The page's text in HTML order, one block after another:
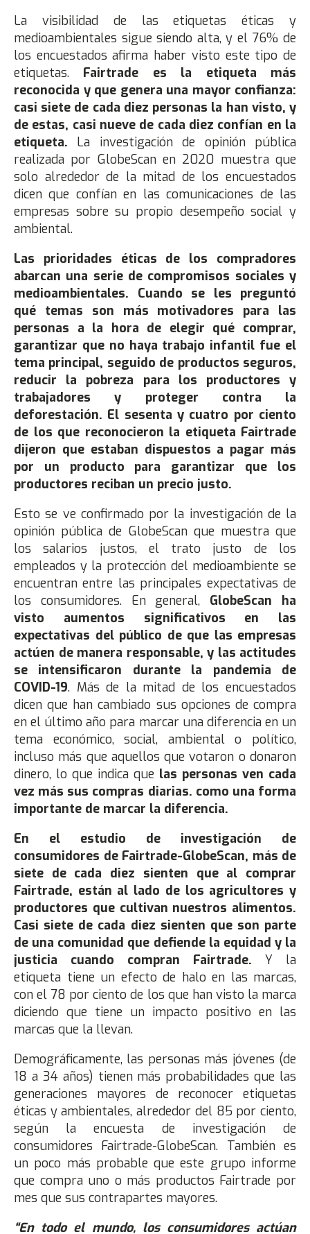
La visibilidad de las etiquetas éticas y
medioambientales sigue siendo alta, y el 76% de
los encuestados afirma haber visto este tipo de
etiquetas. Fairtrade es la etiqueta más
reconocida y que genera una mayor confianza:
casi siete de cada diez personas la han visto, y
de estas, casi nueve de cada diez confían en la
etiqueta. La investigación de opinión pública
realizada por GlobeScan en 2020 muestra que
solo alrededor de la mitad de los encuestados
dicen que confían en las comunicaciones de las
empresas sobre su propio desempeño social y
ambiental.
Las prioridades éticas de los compradores
abarcan una serie de compromisos sociales y
medioambientales.
Cuando se les preguntó
qué temas son más motivadores para las
personas a la hora de elegir qué comprar,
garantizar que no haya trabajo infantil fue el
tema principal, seguido de productos seguros,
reducir la pobreza para los productores y
trabajadores y proteger contra la
deforestación. El sesenta y cuatro por ciento
de los que reconocieron la etiqueta Fairtrade
dijeron que estaban dispuestos a pagar más
por un producto para garantizar que los
productores reciban un precio justo.
Esto se ve confirmado por la investigación de la
opinión pública de GlobeScan que muestra que
los salarios justos, el trato justo de los
empleados y la protección del medioambiente se
encuentran entre las principales expectativas de
los consumidores. En general, GlobeScan ha
visto aumentos significativos en las
expectativas del público de que las empresas
actúen de manera responsable, y las actitudes
se intensificaron durante la pandemia de
COVID-19. Más de la mitad de los encuestados
dicen que han cambiado sus opciones de compra
en el último año para marcar una diferencia en un
tema económico, social, ambiental o político,
incluso más que aquellos que votaron o donaron
dinero, lo que indica que las personas ven cada
vez más sus compras diarias. como una forma
importante de marcar la diferencia.
En el estudio de investigación de
consumidores de Fairtrade-GlobeScan, más de
siete de cada diez sienten que al comprar
Fairtrade, están al lado de los agricultores y
productores que cultivan nuestros alimentos.
Casi siete de cada diez sienten que son parte
de una comunidad que defiende la equidad y la
justicia cuando compran Fairtrade. Y la
etiqueta tiene un efecto de halo en las marcas,
con el 78 por ciento de los que han visto la marca
diciendo que tiene un impacto positivo en las
marcas que la llevan.
Demográficamente, las personas más jóvenes (de
18 a 34 años) tienen más probabilidades que las
generaciones mayores de reconocer etiquetas
éticas y ambientales, alrededor del 85 por ciento,
según la encuesta de investigación de
consumidores Fairtrade-GlobeScan. También es
un poco más probable que este grupo informe
que compra uno o más productos Fairtrade por
mes que sus contrapartes mayores.
“En todo el mundo, los consumidores actúan